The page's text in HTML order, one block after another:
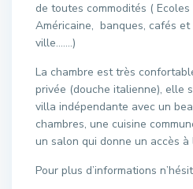
de toutes commodités (
Américaine, banques, cafés et
ville…….)
La chambre est très
privée (douche italienne), elle
villa indépendante avec un
chambres, une cuisine
un salon qui donne un accès à
Pour plus d’informations